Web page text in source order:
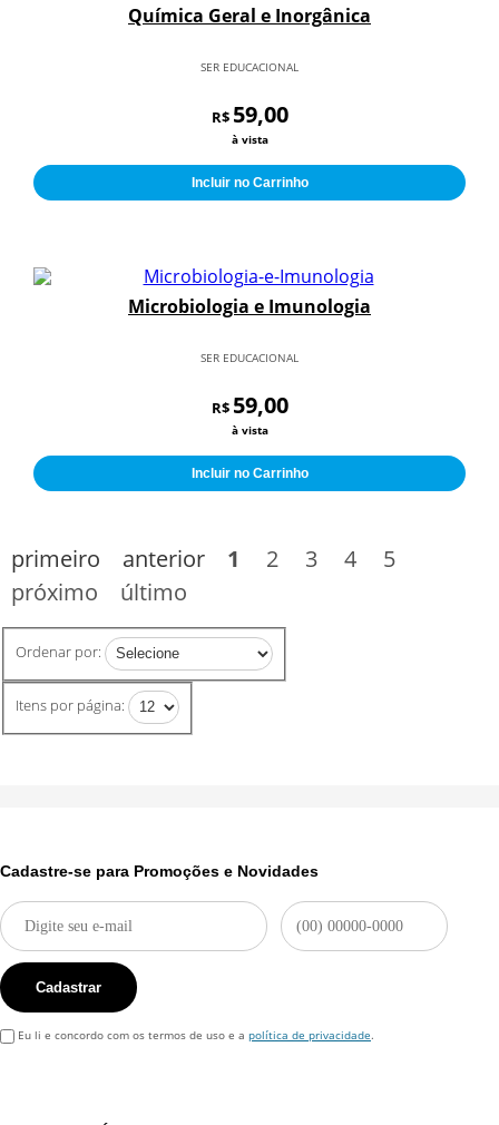
Química Geral e Inorgânica
SER EDUCACIONAL
R$ 59,00
à vista
Incluir no Carrinho
Microbiologia e Imunologia
SER EDUCACIONAL
R$ 59,00
à vista
Incluir no Carrinho
primeiro anterior 1 2 3 4
5
próximo
último
Ordenar por:
Itens por página:
Cadastre-se para Promoções e Novidades
Cadastrar
Eu li e concordo com os termos de uso e a política de privacidade.